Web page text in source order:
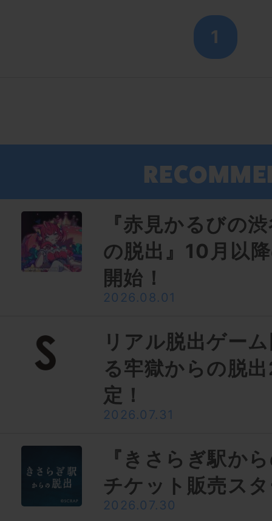
1
『赤見かるびの
の脱出』10月以
開始！
2026.08.01
リアル脱出ゲー
る牢獄からの脱
定！
2026.07.31
『きさらぎ駅か
チケット販売ス
2026.07.30